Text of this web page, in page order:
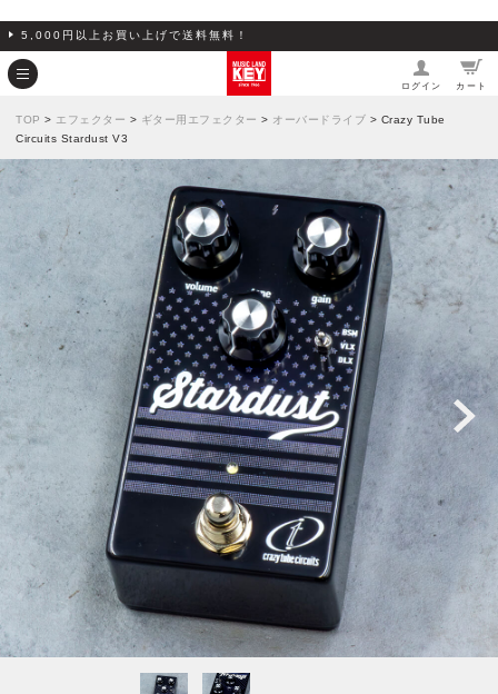
5,000円以上お買い上げで送料無料！
ログイン カート
TOP > エフェクター > ギター用エフェクター > オーバードライブ > Crazy Tube
Circuits Stardust V3